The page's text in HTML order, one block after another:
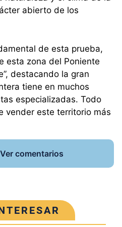
abierto de los
de esta prueba,
esta zona del Poniente
destacando la gran
tiene en muchos
especializadas. Todo
vender este territorio más
comentarios